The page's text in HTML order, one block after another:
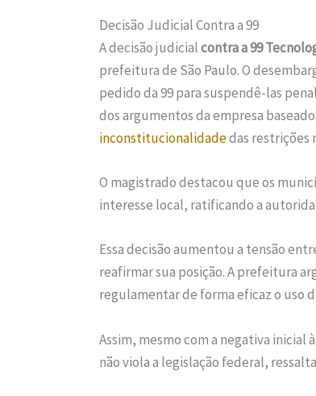
Decisão Judicial Contra a 99
A decisão judicialcontra a 99
prefeitura de São Paulo. O
pedido da 99 para suspendê-las
dos argumentos da empresa
inconstitucionalidadedas restrições
O magistrado destacou que os
interesse local, ratificando a
Essa decisão aumentou a tensão
reafirmar sua posição. A prefeitura
regulamentar de forma eficaz o uso
Assim, mesmo com a negativa inicial
não viola a legislação federal,